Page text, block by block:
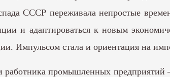
СССР переживала непростые
и адаптироваться к новым
Импульсом стала и ориентация на
работника промышленных